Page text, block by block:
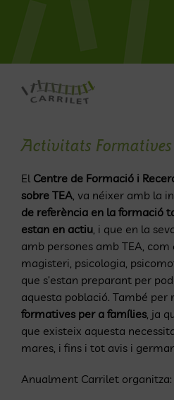
Activitats Formatives
El Centre de Formació i
sobre TEA, va néixer amb la
de referència en la formació
estan en actiu, i que en la
amb persones amb TEA,
magisteri, psicologia,
que s’estan preparant per
aquesta població. També per
formatives per a famílies, ja
que existeix aquesta
mares, i fins i tot avis i
Anualment Carrilet organitza: